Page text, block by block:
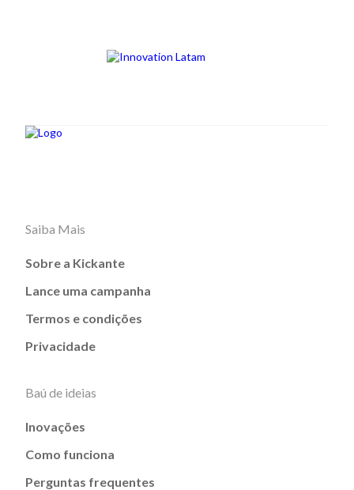
Saiba Mais
Sobre a Kickante
Lance uma campanha
Termos e condições
Privacidade
Baú de ideias
Inovações
Como funciona
Perguntas frequentes